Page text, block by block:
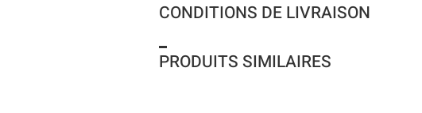
CONDITIONS DE LIVRAISON
PRODUITS SIMILAIRES